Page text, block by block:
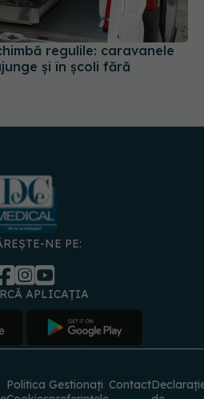
regulile: caravanele
și în școli fără
NE PE:
Politica Gestionați Contact